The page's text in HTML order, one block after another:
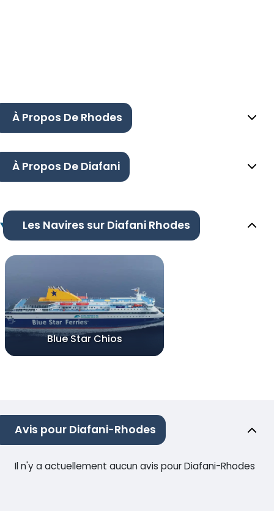
À Propos De Rhodes
À Propos De Diafani
Les Navires sur Diafani Rhodes
Blue Star Chios
Avis pour Diafani-Rhodes
Il n'y a actuellement aucun avis pour Diafani-Rhodes